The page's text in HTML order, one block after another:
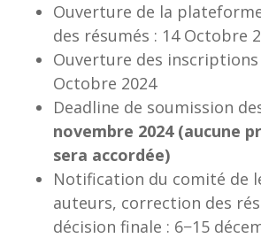
Ouverture de la
des résumés : 14 Octobre
Ouverture des inscriptions
Octobre 2024
Deadline de soumission
novembre 2024 (aucune
sera accordée)
Notification du comité de
auteurs, correction des
décision finale : 6−15